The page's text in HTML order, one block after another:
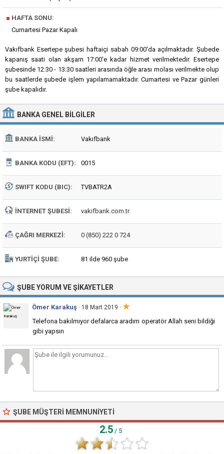
■ HAFTA SONU:
Cumartesi Pazar Kapalı
Vakıfbank Esertepe şubesi haftaiçi sabah 09:00'da açılmaktadır. Şubede
kapanış saati olan akşam 17:00'e kadar hizmet verilmektedir. Esertepe
şubesinde 12:30 - 13:30 saatleri arasında öğle arası molası verilmekte olup
bu saatlerde şubede işlem yapılamamaktadır. Cumartesi ve Pazar günleri
şube kapalıdır.
BANKA GENEL BILGILER
BANKA İSMI: Vakıfbank
BANKA KODU (EFT): 0015
SWIFT KODU (BIC): TVBATR2A
İNTERNET ŞUBESI: vakifbank.com.tr
ÇAĞRI MERKEZI: 0 (850) 222 0 724
YURTIÇI ŞUBE: 81 ilde 960 şube
ŞUBEYORUM VE ŞIKAYETLER
Ömer Karakuş · 18 Mart 2019 · ★
Telefona bakılmıyor defalarca aradım operatör Allah seni bildiği
gibi yapsın
ŞUBE MÜŞTERI MEMNUNIYETI
2.5 / 5